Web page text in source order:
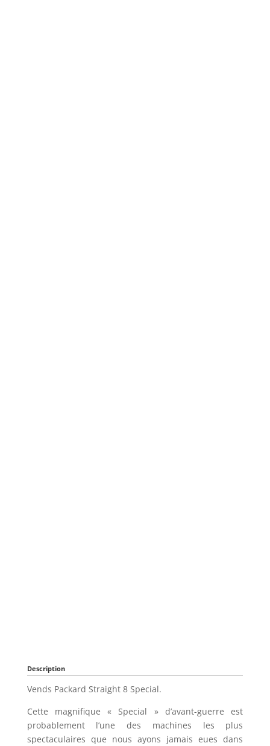
Description
Vends Packard Straight 8 Special.
Cette magnifique « Special » d’avant-guerre est
probablement l’une des machines les plus
spectaculaires que nous ayons jamais eues dans